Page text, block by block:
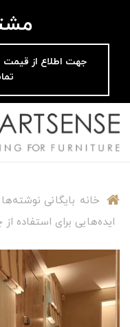
جهت اطلاع از قیمت
خانه بایگانی نوشته‌ها
ایده‌هایی برای استفاده